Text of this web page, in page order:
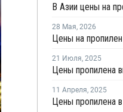
В Азии цены на
28 Мая, 2026
Цены на
21 Июля, 2025
Цены пропилена
11 Апреля, 2025
Цены пропилена